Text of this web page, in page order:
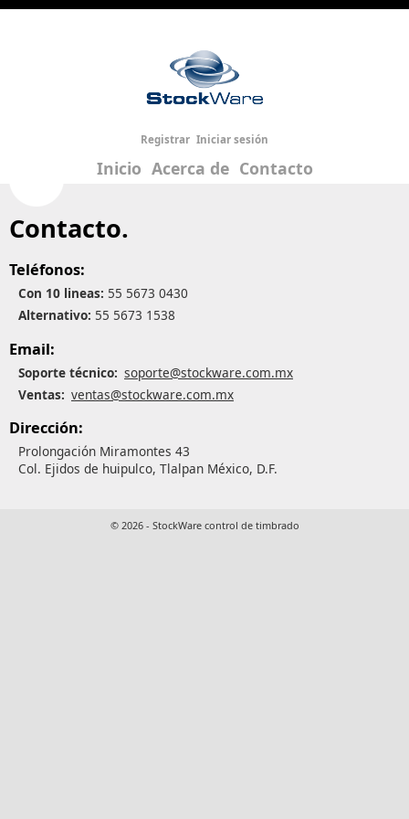
Registrar Iniciar sesión
Inicio Acerca de Contacto
Contacto.
Teléfonos:
Con 10 lineas: 55 5673 0430
Alternativo: 55 5673 1538
Email:
Soporte técnico: soporte@stockware.com.mx
Ventas: ventas@stockware.com.mx
Dirección:
Prolongación Miramontes 43
Col. Ejidos de huipulco, Tlalpan México, D.F.
© 2026 - StockWare control de timbrado